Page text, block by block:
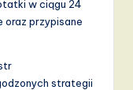
w ciągu 24
oraz przypisane
strategii